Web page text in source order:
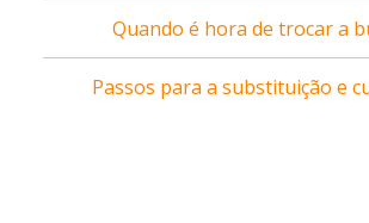
Quando é hora de trocar a
Passos para a substituição e